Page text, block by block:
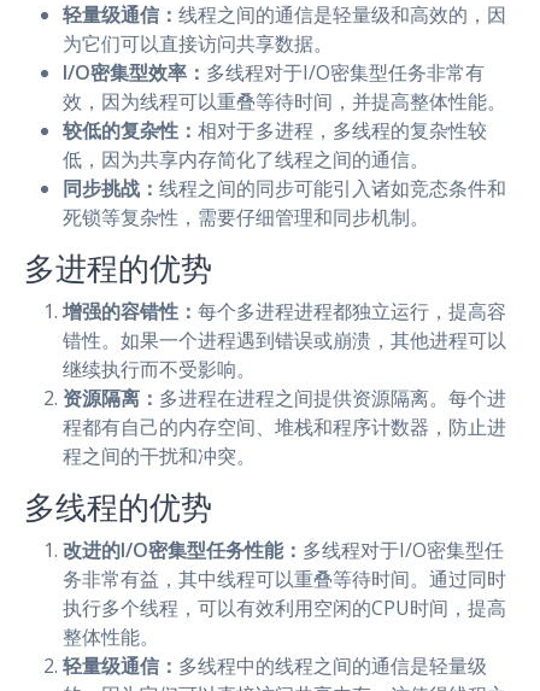
轻量级通信： 线程之间的通信是轻量级和高效的，因
为它们可以直接访问共享数据。
I/O密集型效率： 多线程对于I/O密集型任务非常有
效，因为线程可以重叠等待时间，并提高整体性能。
较低的复杂性： 相对于多进程，多线程的复杂性较
低，因为共享内存简化了线程之间的通信。
同步挑战： 线程之间的同步可能引入诸如竞态条件和
死锁等复杂性，需要仔细管理和同步机制。
多进程的优势
增强的容错性： 每个多进程进程都独立运行，提高容
错性。如果一个进程遇到错误或崩溃，其他进程可以
继续执行而不受影响。
资源隔离： 多进程在进程之间提供资源隔离。每个进
程都有自己的内存空间、堆栈和程序计数器，防止进
程之间的干扰和冲突。
多线程的优势
改进的I/O密集型任务性能： 多线程对于I/O密集型任
务非常有益，其中线程可以重叠等待时间。通过同时
执行多个线程，可以有效利用空闲的CPU时间，提高
整体性能。
轻量级通信： 多线程中的线程之间的通信是轻量级